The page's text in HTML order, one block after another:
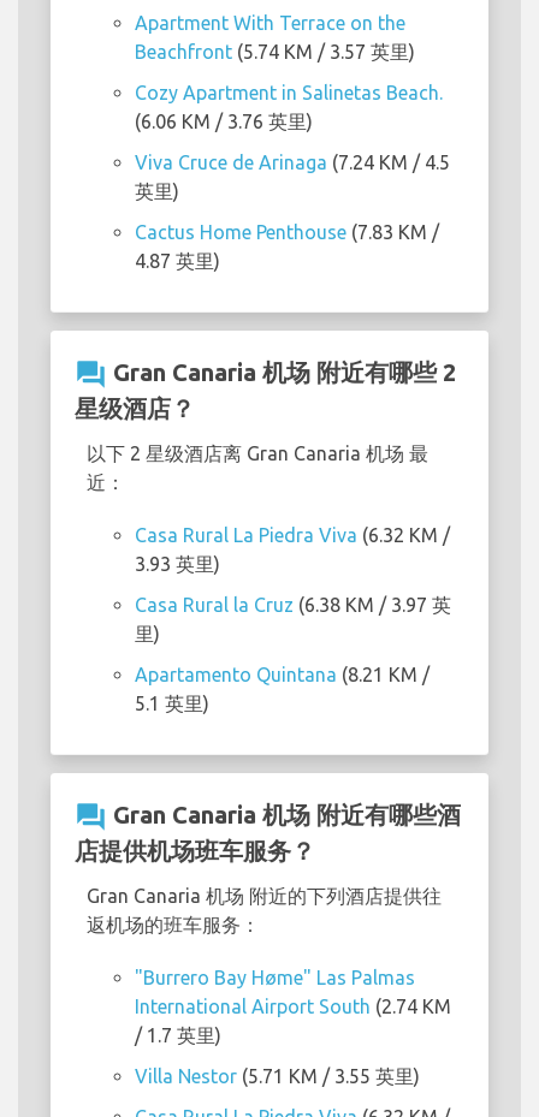
Apartment With Terrace on the
Beachfront (5.74 KM / 3.57 英里)
Cozy Apartment in Salinetas Beach.
(6.06 KM / 3.76 英里)
Viva Cruce de Arinaga (7.24 KM / 4.5
英里)
Cactus Home Penthouse (7.83 KM /
4.87 英里)
question_answer Gran Canaria 机场 附近有哪些 2
星级酒店？
以下 2 星级酒店离 Gran Canaria 机场 最
近：
Casa Rural La Piedra Viva (6.32 KM /
3.93 英里)
Casa Rural la Cruz (6.38 KM / 3.97 英
里)
Apartamento Quintana (8.21 KM /
5.1 英里)
question_answer Gran Canaria 机场 附近有哪些酒
店提供机场班车服务？
Gran Canaria 机场 附近的下列酒店提供往
返机场的班车服务：
"Burrero Bay Høme" Las Palmas
International Airport South (2.74 KM
/ 1.7 英里)
Villa Nestor (5.71 KM / 3.55 英里)